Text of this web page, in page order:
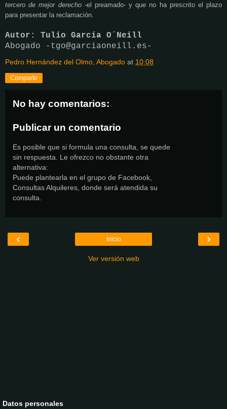
tercero de mejor derecho -el preamado- y que no ha prescrito el plazo
para presentar la reclamación.
Autor: Tulio García O´Neill
Abogado -tgo@garciaoneill.es-
Pedro Hernández del Olmo, Abogado at 10:08
Compartir
No hay comentarios:
Publicar un comentario
Es posible que si formula una consulta, se quede
sin respuesta. Le ofrezco no obstante otra
alternativa:
Puede plantearla en el grupo de Facebook,
Consultas Alquileres, donde será atendida su
consulta.
‹ ›
Inicio
Ver versión web
Datos personales